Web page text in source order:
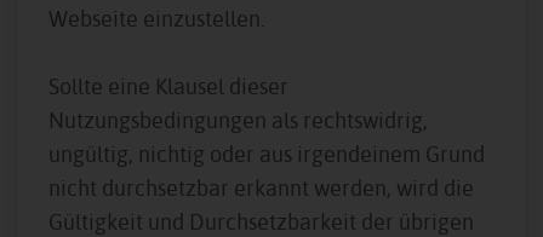
Webseite einzustellen.
Sollte eine Klausel dieser
Nutzungsbedingungen als rechtswidrig,
ungültig, nichtig oder aus irgendeinem Grund
nicht durchsetzbar erkannt werden, wird die
Gültigkeit und Durchsetzbarkeit der übrigen